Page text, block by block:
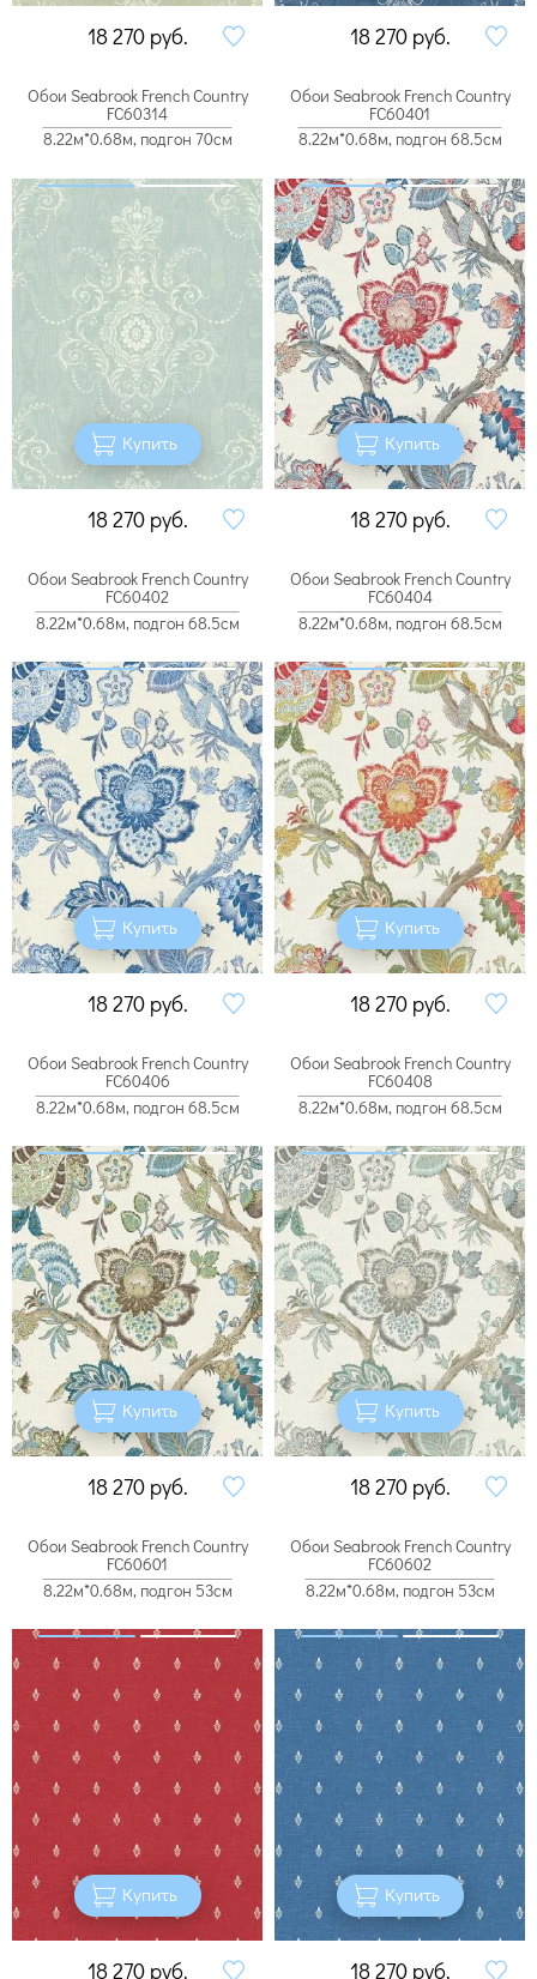
18 270 руб. 18 270 руб.
Обои Seabrook French Country
FC60314
8.22м*0.68м, подгон 70см
Купить
18 270 руб.
Обои Seabrook French Country
FC60401
8.22м*0.68м, подгон 68.5см
Купить
18 270 руб.
Обои Seabrook French Country
FC60402
8.22м*0.68м, подгон 68.5см
Купить
18 270 руб.
Обои Seabrook French Country
FC60404
8.22м*0.68м, подгон 68.5см
Купить
18 270 руб.
Обои Seabrook French Country
FC60406
8.22м*0.68м, подгон 68.5см
Купить
18 270 руб.
Обои Seabrook French Country
FC60408
8.22м*0.68м, подгон 68.5см
Купить
18 270 руб.
Обои Seabrook French Country
FC60601
8.22м*0.68м, подгон 53см
Купить
18 270 руб.
Обои Seabrook French Country
FC60602
8.22м*0.68м, подгон 53см
Купить
18 270 руб.